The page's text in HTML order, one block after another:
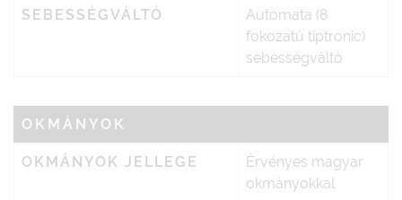
SEBESSÉGVÁLTÓ
Automata (8
fokozatú tiptronic)
sebességváltó
OKMÁNYOK
OKMÁNYOK JELLEGE
Érvényes magyar
okmányokkal